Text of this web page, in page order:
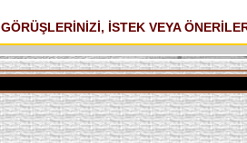
GÖRÜŞLERİNİZİ, İSTEK VEYA